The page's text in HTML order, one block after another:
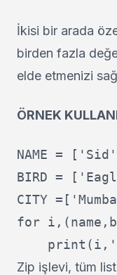
İkisi bir arada
birden fazla
elde etmenizi
ÖRNEK
NAME =
BIRD =
CITY
for
Zip işlevi, tüm